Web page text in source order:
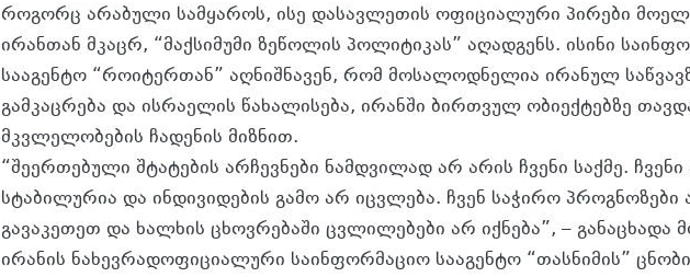
როგორც არაბული სამყაროს, ისე დასავლეთის ოფიციალური პირები
ირანთან მკაცრ, “მაქსიმუმი ზეწოლის პოლიტიკას” აღადგენს. ისინი
სააგენტო “როიტერთან” აღნიშნავენ, რომ მოსალოდნელია ირანულ
გამკაცრება და ისრაელის წახალისება, ირანში ბირთვულ ობიექტებზე
მკვლელობების ჩადენის მიზნით.
“შეერთებული შტატების არჩევნები ნამდვილად არ არის ჩვენი საქმე.
სტაბილურია და ინდივიდების გამო არ იცვლება. ჩვენ საჭირო პროგნოზები
გავაკეთეთ და ხალხის ცხოვრებაში ცვლილებები არ იქნება”, – განაცხადა
ირანის ნახევრადოფიციალური საინფორმაციო სააგენტო “თასნიმის”